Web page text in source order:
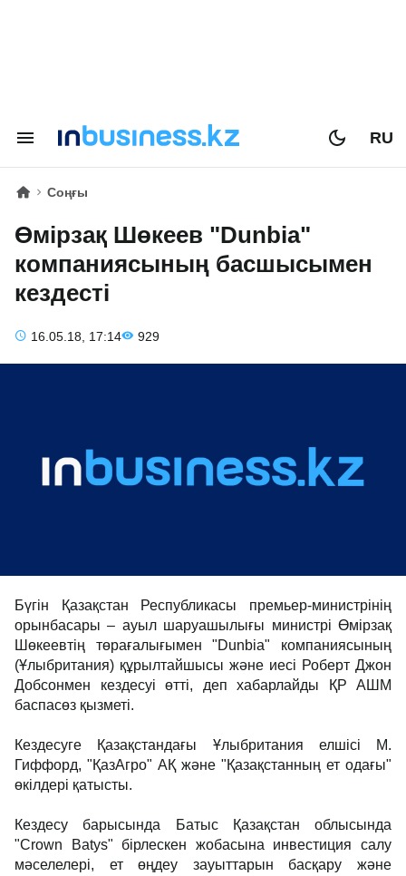
RU
Соңғы
Өмірзақ Шөкеев "Dunbia"
компаниясының басшысымен
кездесті
16.05.18, 17:14 929
Бүгін Қазақстан Республикасы премьер-министрінің
орынбасары – ауыл шаруашылығы министрі Өмірзақ
Шөкеевтің төрағалығымен "Dunbia" компаниясының
(Ұлыбритания) құрылтайшысы және иесі Роберт Джон
Добсонмен кездесуі өтті, деп хабарлайды ҚР АШМ
баспасөз қызметі.
Кездесуге Қазақстандағы Ұлыбритания елшісі М.
Гиффорд, "ҚазАгро" АҚ және "Қазақстанның ет одағы"
өкілдері қатысты.
Кездесу барысында Батыс Қазақстан облысында
"Crown Batys" бірлескен жобасына инвестиция салу
мәселелері, ет өңдеу зауыттарын басқару және